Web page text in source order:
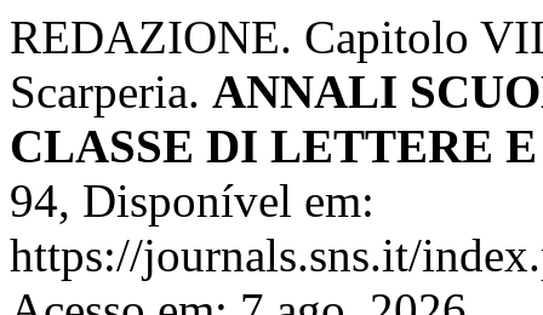
REDAZIONE. Capitolo
Scarperia. ANNALI
CLASSE DI LETTERE
94, Disponível em:
https://journals.sns.it/